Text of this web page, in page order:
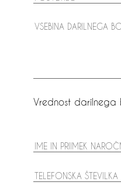
Vrednost darilnega